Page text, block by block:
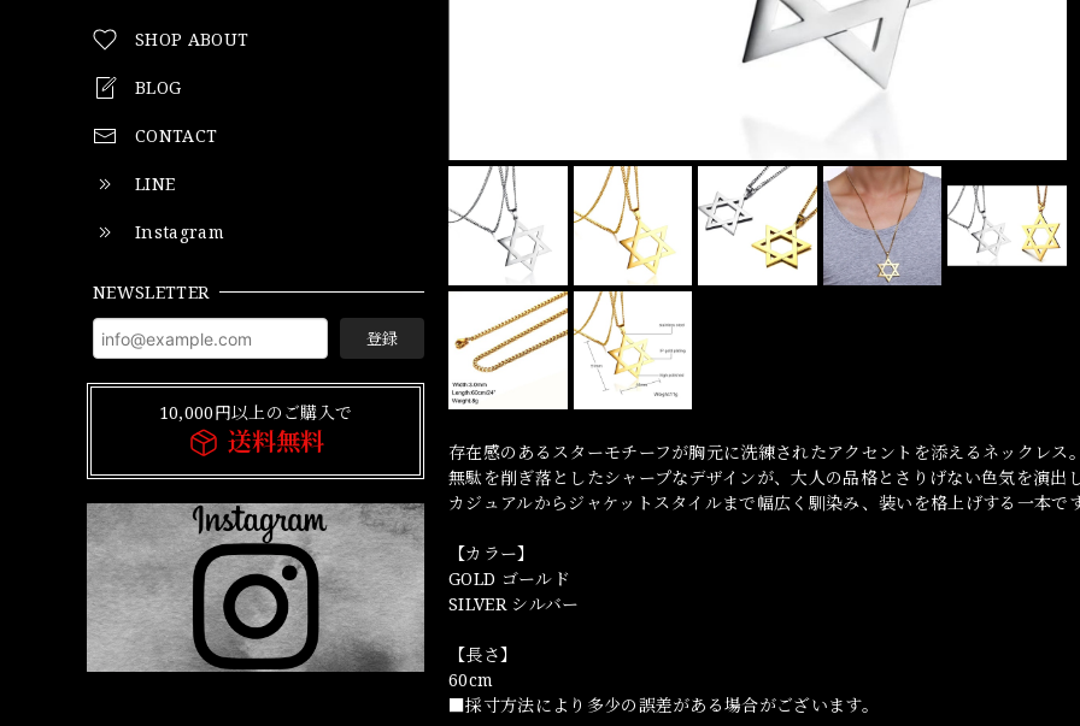
SHOP ABOUT
BLOG
CONTACT
LINE
Instagram
NEWSLETTER
登録
10,000円以上のご購入で
送料無料
存在感のあるスターモチーフが胸元に洗練されたアクセントを添えるネックレス。
無駄を削ぎ落としたシャープなデザインが、大人の品格とさりげない色気を演出し
カジュアルからジャケットスタイルまで幅広く馴染み、装いを格上げする一本です
【カラー】
GOLD ゴールド
SILVER シルバー
【長さ】
60cm
■採寸方法により多少の誤差がある場合がございます。